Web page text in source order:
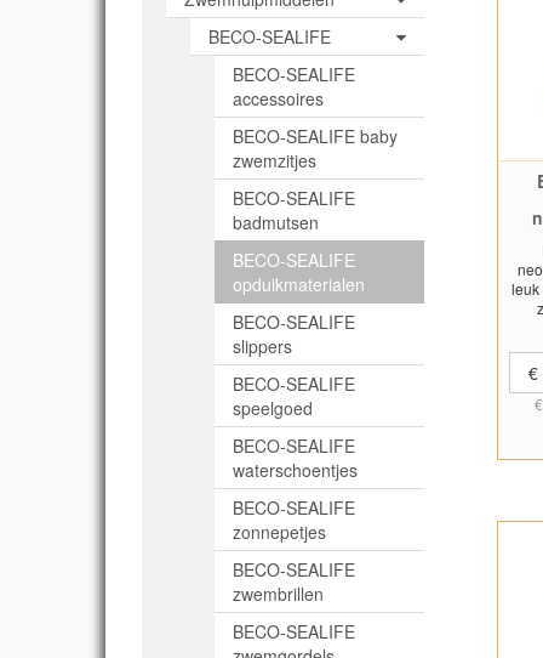
BECO-SEALIFE
BECO-SEALIFE
accessoires
BECO-SEALIFE baby
zwemzitjes
BECO-SEALIFE
badmutsen
BECO-SEALIFE
opduikmaterialen
BECO-SEALIFE
slippers
BECO-SEALIFE
speelgoed
BECO-SEALIFE
waterschoentjes
BECO-SEALIFE
zonnepetjes
BECO-SEALIFE
zwembrillen
BECO-SEALIFE
leuk
€